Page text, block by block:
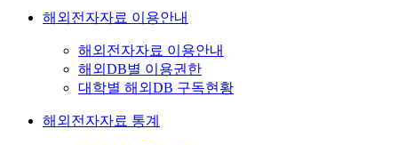
해외전자자료 이용안내
해외전자자료 이용안내
해외DB별 이용권한
대학별 해외DB 구독현황
해외전자자료 통계